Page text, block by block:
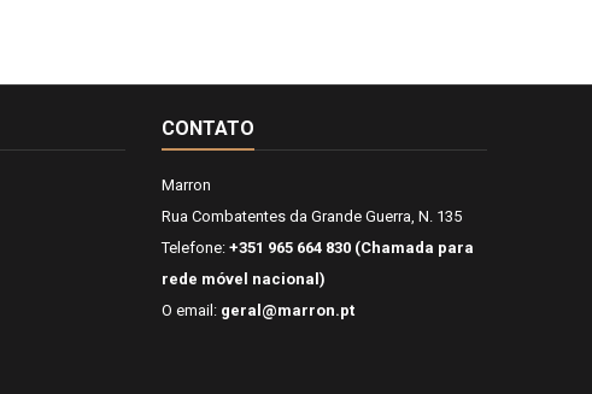
CONTATO
Marron
Rua Combatentes da Grande Guerra, N. 135
Telefone: +351 965 664 830 (Chamada para
rede móvel nacional)
O email: geral@marron.pt